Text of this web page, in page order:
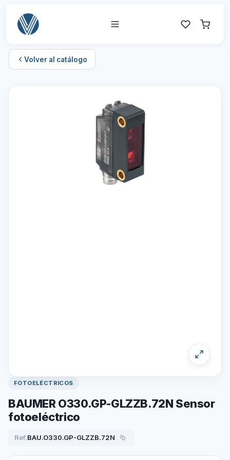
Volver al catálogo
FOTOELÉCTRICOS
BAUMER O330.GP-GLZZB.72N Sensor
fotoeléctrico
Ref.BAU.O330.GP-GLZZB.72N